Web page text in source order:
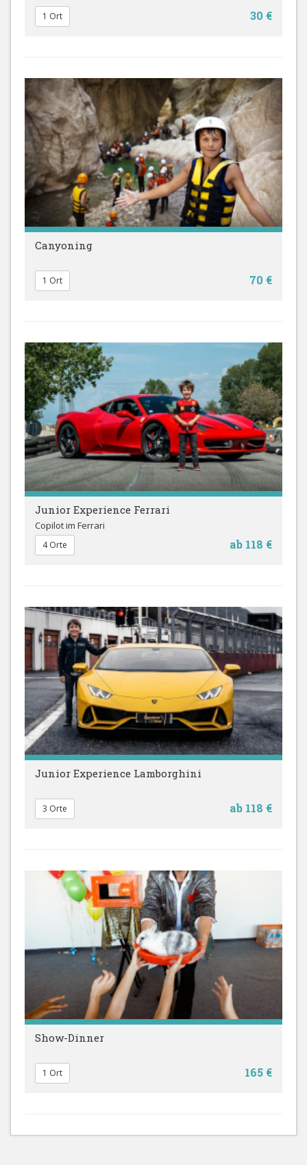
30 €
1 Ort
Canyoning
70 €
1 Ort
Junior Experience Ferrari
Copilot im Ferrari
ab 118 €
4 Orte
Junior Experience Lamborghini
ab 118 €
3 Orte
Show-Dinner
165 €
1 Ort